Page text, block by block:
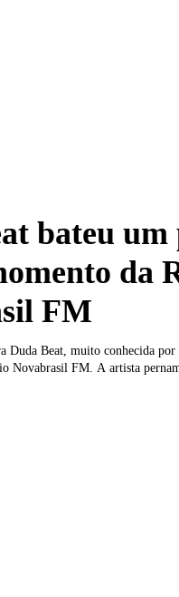
bateu um
da
FM
Duda Beat, muito conhecida por
Novabrasil FM. A artista